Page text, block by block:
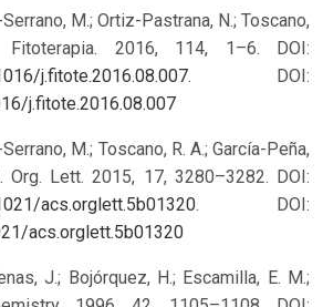
M.; Ortiz-Pastrana, N.; Toscano,
2016, 114, 1–6. DOI:
j.fitote.2016.08.007. DOI:
j.fitote.2016.08.007
M.; Toscano, R. A.; García-Peña,
Org. Lett. 2015, 17, 3280–3282. DOI:
acs.orglett.5b01320. DOI:
acs.orglett.5b01320
J.; Bojórquez, H.; Escamilla, E. M.;